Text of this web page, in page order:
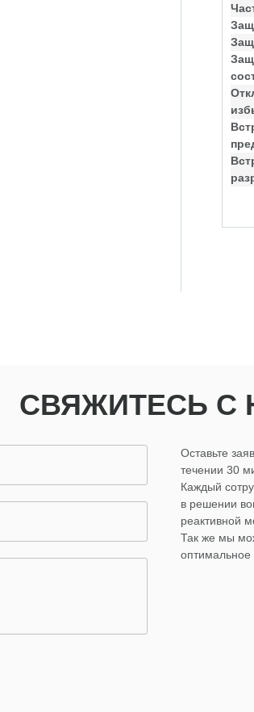
СВЯЖИТЕСЬ С
Оставьте
течении 30
Каждый
в решении
реактивной
Так же мы
оптимальное